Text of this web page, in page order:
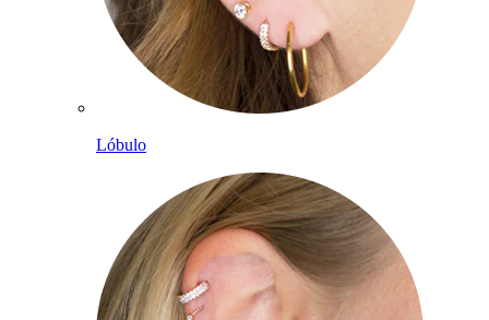
Lóbulo